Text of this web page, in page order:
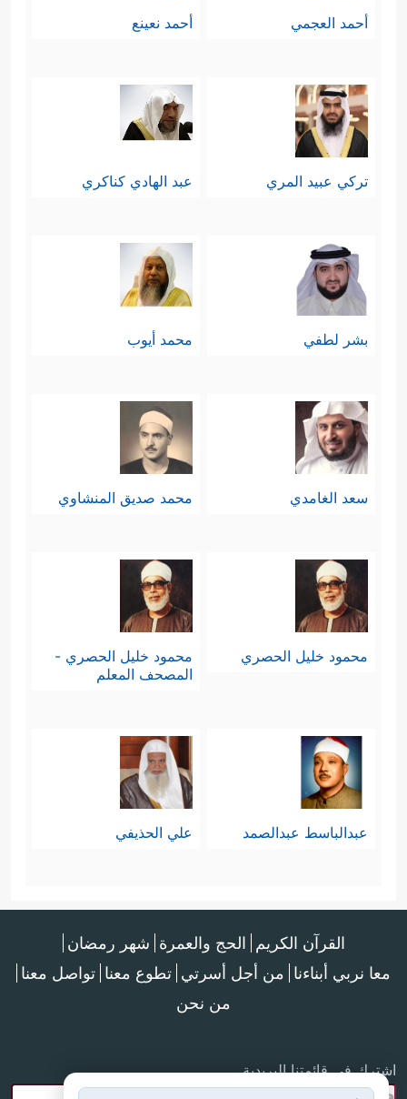
أحمد العجمي أحمد نعينع
تركي عبيد المري عبد الهادي كناكري
بشر لطفي محمد أيوب
سعد الغامدي محمد صديق المنشاوي
محمود خليل الحصري
محمود خليل الحصري -
المصحف المعلم
عبدالباسط عبدالصمد علي الحذيفي
القرآن الكريم الحج والعمرة شهر رمضان
معا نربي أبناءنا من أجل أسرتي تطوع معنا تواصل معنا
من نحن
اشترك في قائمتنا البريدية